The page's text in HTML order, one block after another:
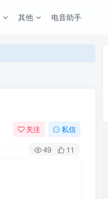
其他 电音助手
关注 私信
49 11